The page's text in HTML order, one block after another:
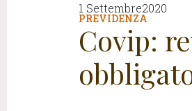
1 Settembre2020
PREVIDENZA
Covip: